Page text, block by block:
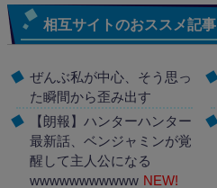
相互サイトのおススメ記事
ぜんぶ私が中心、そう思っ
た瞬間から歪み出す
【朗報】ハンターハンター
最新話、ベンジャミンが覚
醒して主人公になる
wwwwwwwwwww NEW!